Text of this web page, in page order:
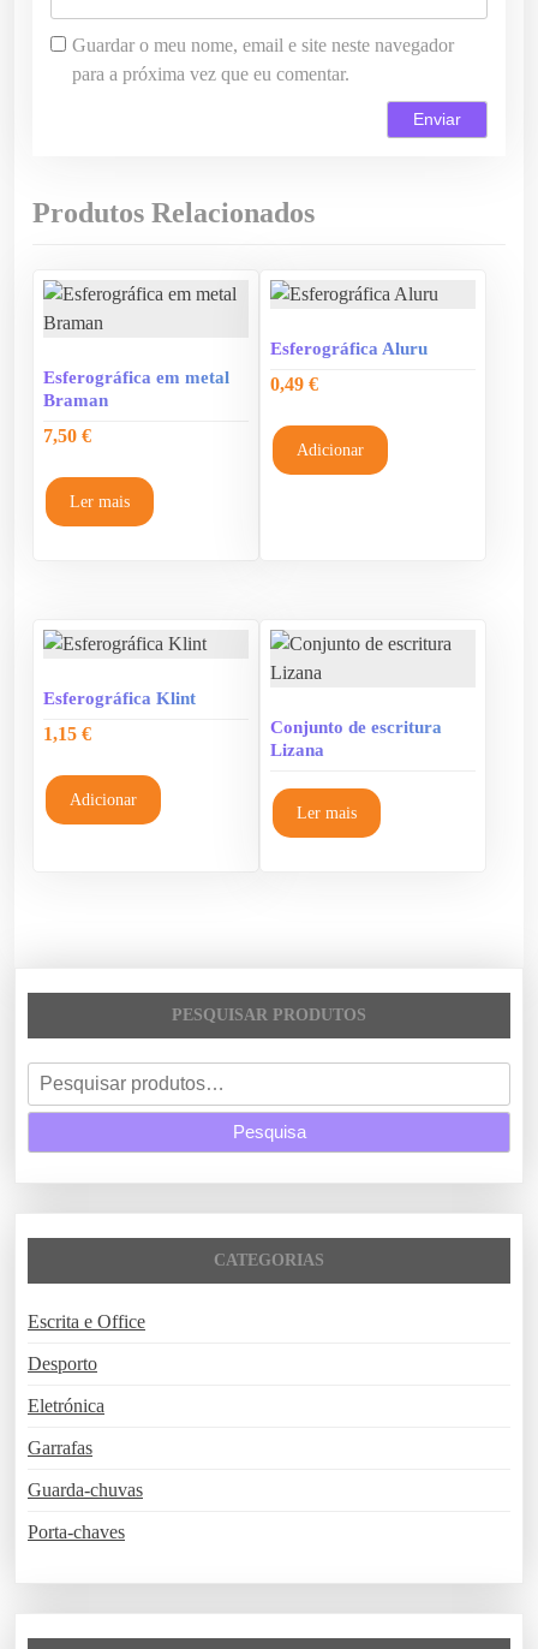
Guardar o meu nome, email e site neste navegador
para a próxima vez que eu comentar.
Produtos Relacionados
Esferográfica em metal
Braman
7,50 €
Ler mais
Esferográfica Aluru
0,49€
Adicionar
Esferográfica Klint
1,15 €
Adicionar
Conjunto de escritura
Lizana
Ler mais
PESQUISAR PRODUTOS
e
p
o
:
Pesquisa
CATEGORIAS
Escrita e Office
Desporto
Eletrónica
Garrafas
Guarda-chuvas
Porta-chaves